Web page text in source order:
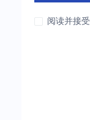
阅读并接受